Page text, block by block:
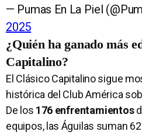
— Pumas En La Piel
2025
¿Quién ha ganado más
Capitalino?
El Clásico Capitalino sigue
histórica del Club América
De los 176 enfrentamientos
equipos, las Águilas suman